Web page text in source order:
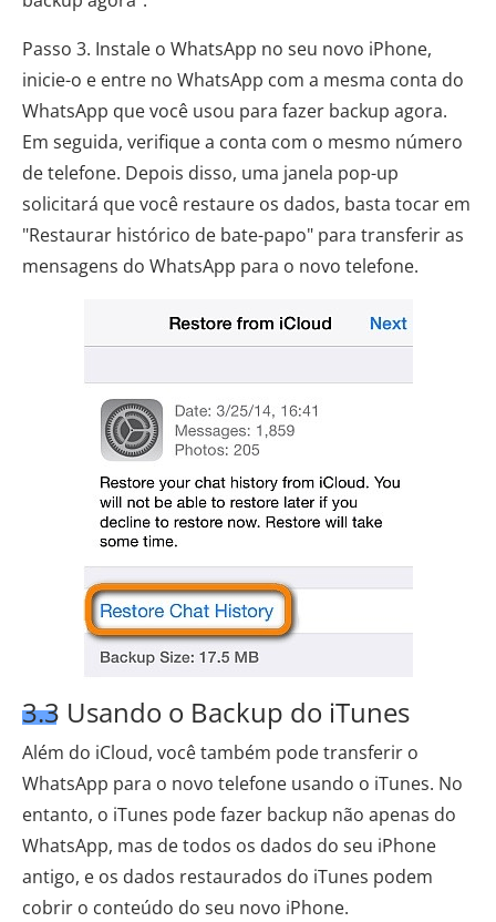
Passo 3. Instale o WhatsApp no ​​seu novo iPhone,
inicie-o e entre no WhatsApp com a mesma conta do
WhatsApp que você usou para fazer backup agora.
Em seguida, verifique a conta com o mesmo número
de telefone. Depois disso, uma janela pop-up
solicitará que você restaure os dados, basta tocar em
"Restaurar histórico de bate-papo" para transferir as
mensagens do WhatsApp para o novo telefone.
3.3 Usando o Backup do iTunes
Além do iCloud, você também pode transferir o
WhatsApp para o novo telefone usando o iTunes. No
entanto, o iTunes pode fazer backup não apenas do
WhatsApp, mas de todos os dados do seu iPhone
antigo, e os dados restaurados do iTunes podem
cobrir o conteúdo do seu novo iPhone.